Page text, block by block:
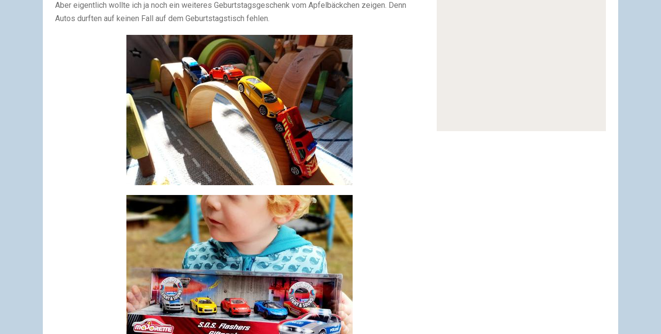
Aber eigentlich wollte ich ja noch ein weiteres Geburtstagsgeschenk vom Apfelbäckchen zeigen. Denn
Autos durften auf keinen Fall auf dem Geburtstagstisch fehlen.